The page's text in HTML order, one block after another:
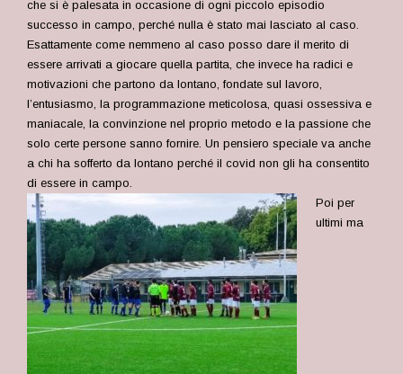
che si è palesata in occasione di ogni piccolo episodio
successo in campo, perché nulla è stato mai lasciato al caso.
Esattamente come nemmeno al caso posso dare il merito di
essere arrivati a giocare quella partita, che invece ha radici e
motivazioni che partono da lontano, fondate sul lavoro,
l’entusiasmo, la programmazione meticolosa, quasi ossessiva e
maniacale, la convinzione nel proprio metodo e la passione che
solo certe persone sanno fornire. Un pensiero speciale va anche
a chi ha sofferto da lontano perché il covid non gli ha consentito
di essere in campo.
Poi per
ultimi ma